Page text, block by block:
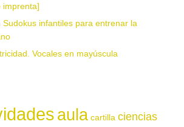
imprenta]
Sudokus infantiles para entrenar la
Vocales en mayúscula
aula cartilla ciencias